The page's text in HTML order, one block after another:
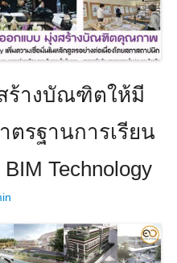
ร้างบัณฑิตให้มี
รฐานการเรียน
Technology